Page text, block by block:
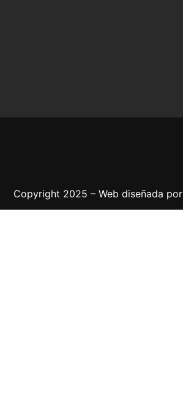
Copyright 2025 – Web diseñada por